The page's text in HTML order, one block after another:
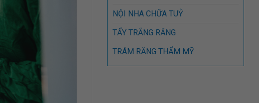
NỘI NHA CHỮA TUỶ
TẨY TRẮNG RĂNG
TRÁM RĂNG THẨM MỸ